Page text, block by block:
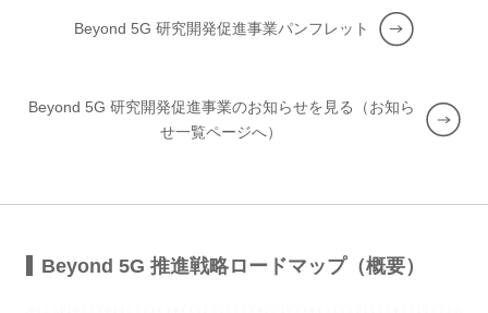
Beyond 5G 研究開発促進事業パンフレット
Beyond 5G 研究開発促進事業のお知らせを見る（お知ら
せ一覧ページへ）
Beyond 5G 推進戦略ロードマップ（概要）